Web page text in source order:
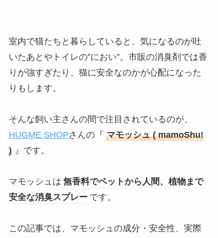
室内で猫たちと暮らしていると、気になるのが吐
いたあとやトイレの”におい”。市販の消臭剤では香
りが強すぎたり、猫に安全なのかが心配になった
りもします。
そんな飼い主さんの間で注目されているのが、
HUGME SHOPさんの『 マモッシュ ( mamoShu!
) 』です。
マモッシュは 無香料でペットから人間、植物まで
安全な消臭スプレー です。
この記事では、マモッシュの成分・安全性、実際